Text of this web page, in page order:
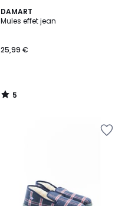
DAMART
Mules effet jean
25,99 €
5
/
5
/